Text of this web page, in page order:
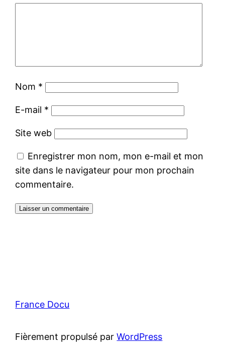
Nom *
E-mail *
Site web
Enregistrer mon nom, mon e-mail et mon
site dans le navigateur pour mon prochain
commentaire.
France Docu
Fièrement propulsé parWordPress